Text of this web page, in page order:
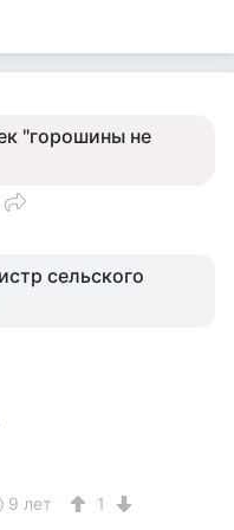
"горошины не
сельского
9 лет 1